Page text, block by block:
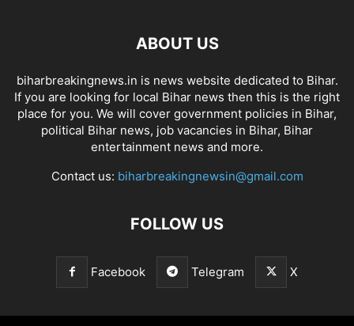
ABOUT US
biharbreakingnews.in is news website dedicated to Bihar.
If you are looking for local Bihar news then this is the right
place for you. We will cover government policies in Bihar,
political Bihar news, job vacancies in Bihar, Bihar
entertainment news and more.
Contact us: biharbreakingnewsin@gmail.com
FOLLOW US
Facebook Telegram X